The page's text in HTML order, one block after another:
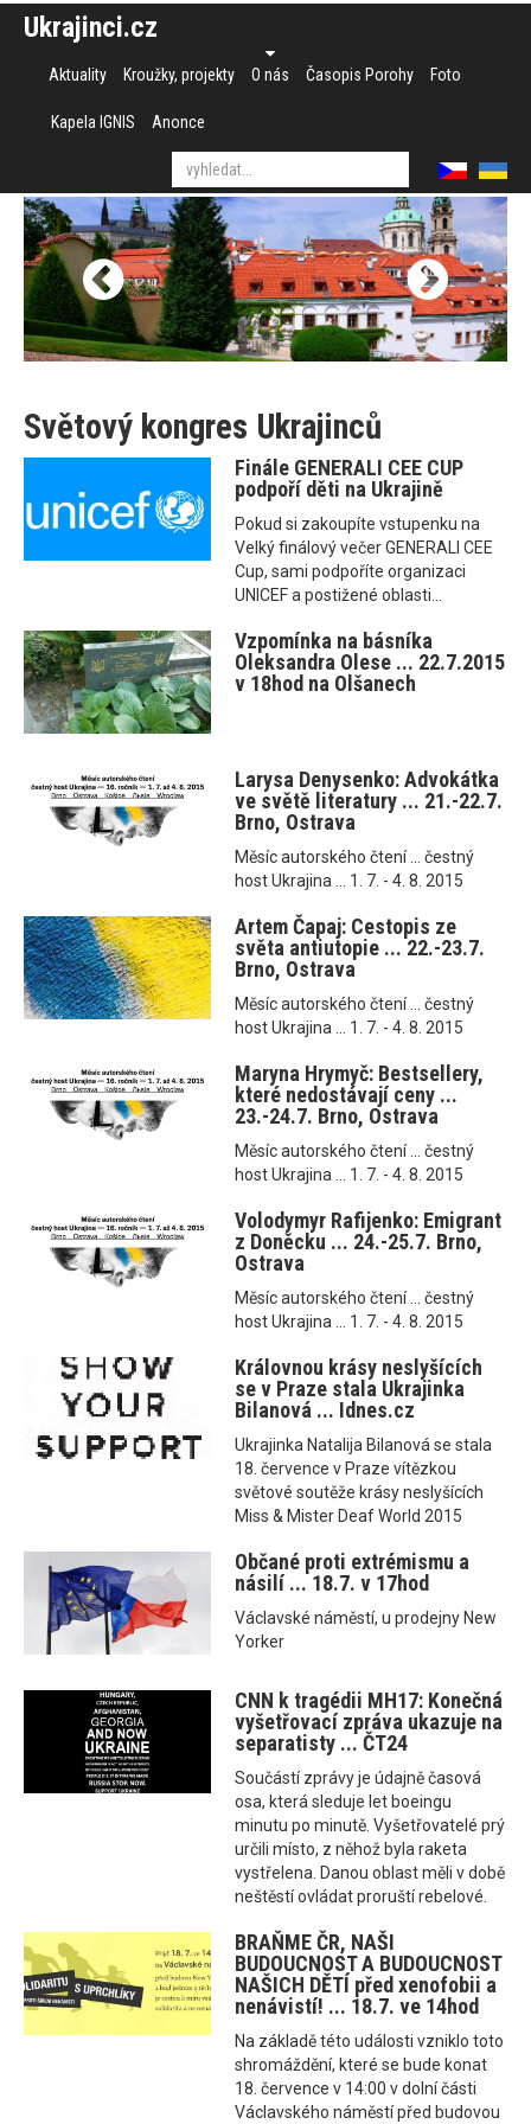
Ukrajinci.cz
Aktuality Kroužky, projekty O nás Časopis Porohy Foto
Kapela IGNIS Anonce
Světový kongres Ukrajinců
Finále GENERALI CEE CUP
podpoří děti na Ukrajině
Pokud si zakoupíte vstupenku na
Velký finálový večer GENERALI CEE
Cup, sami podpoříte organizaci
UNICEF a postižené oblasti...
Vzpomínka na básníka
Oleksandra Olese ... 22.7.2015
v 18hod na Olšanech
Larysa Denysenko: Advokátka
ve světě literatury ... 21.-22.7.
Brno, Ostrava
Měsíc autorského čtení ... čestný
host Ukrajina ... 1. 7. - 4. 8. 2015
Artem Čapaj: Cestopis ze
světa antiutopie ... 22.-23.7.
Brno, Ostrava
Měsíc autorského čtení ... čestný
host Ukrajina ... 1. 7. - 4. 8. 2015
Maryna Hrymyč: Bestsellery,
které nedostávají ceny ...
23.-24.7. Brno, Ostrava
Měsíc autorského čtení ... čestný
host Ukrajina ... 1. 7. - 4. 8. 2015
Volodymyr Rafijenko: Emigrant
z Doněcku ... 24.-25.7. Brno,
Ostrava
Měsíc autorského čtení ... čestný
host Ukrajina ... 1. 7. - 4. 8. 2015
Královnou krásy neslyšících
se v Praze stala Ukrajinka
Bilanová ... Idnes.cz
Ukrajinka Natalija Bilanová se stala
18. července v Praze vítězkou
světové soutěže krásy neslyšících
Miss & Mister Deaf World 2015
Občané proti extrémismu a
násilí ... 18.7. v 17hod
Václavské náměstí, u prodejny New
Yorker
CNN k tragédii MH17: Konečná
vyšetřovací zpráva ukazuje na
separatisty ... ČT24
Součástí zprávy je údajně časová
osa, která sleduje let boeingu
minutu po minutě. Vyšetřovatelé prý
určili místo, z něhož byla raketa
vystřelena. Danou oblast měli v době
neštěstí ovládat proruští rebelové.
BRAŇME ČR, NAŠI
BUDOUCNOST A BUDOUCNOST
NAŠICH DĚTÍ před xenofobii a
nenávistí! ... 18.7. ve 14hod
Na základě této události vzniklo toto
shromáždění, které se bude konat
18. července v 14:00 v dolní části
Václavského náměstí před budovou